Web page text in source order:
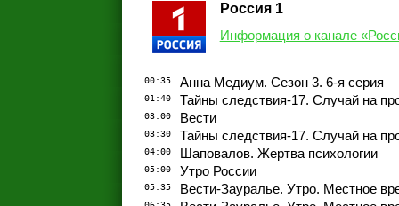
Россия 1
Информация о канале
00:35 Анна Медиум. Сезон 3. 6-я серия
01:40 Тайны следствия-17. Случай на
03:00 Вести
03:30 Тайны следствия-17. Случай на
04:00 Шаповалов. Жертва психологии
05:00 Утро России
05:35 Вести-Зауралье. Утро. Местное